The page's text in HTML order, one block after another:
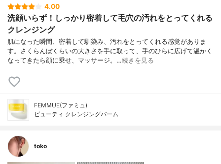
4.00
洗顔いらず！しっかり密着して毛穴の汚れをとってくれる
クレンジング
肌になった瞬間、密着して馴染み、汚れをとってくれる感覚がありま
す。さくらんぼくらいの大きさを手に取って、手のひらに広げて温かく
なってきたら顔に乗せ、マッサージ。…続きを見る
FEMMUE(ファミュ)
ビューティ クレンジングバーム
toko